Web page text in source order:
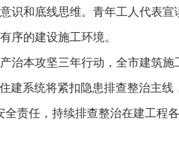
识和底线思维。青年工人代表宣
序的建设施工环境。
治本攻坚三年行动，全市建筑施
建系统将紧扣隐患排查整治主线
责任，持续排查整治在建工程